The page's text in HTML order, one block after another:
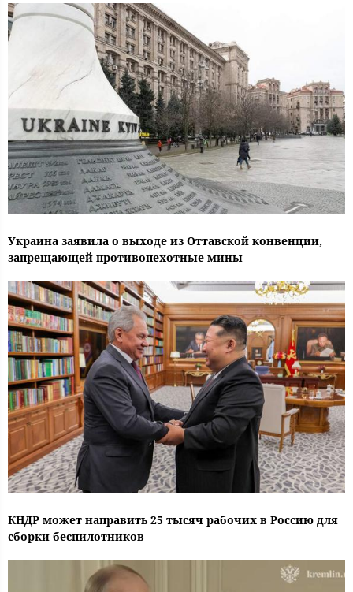
Украина заявила о выходе из Оттавской конвенции,
запрещающей противопехотные мины
КНДР может направить 25 тысяч рабочих в Россию для
сборки беспилотников